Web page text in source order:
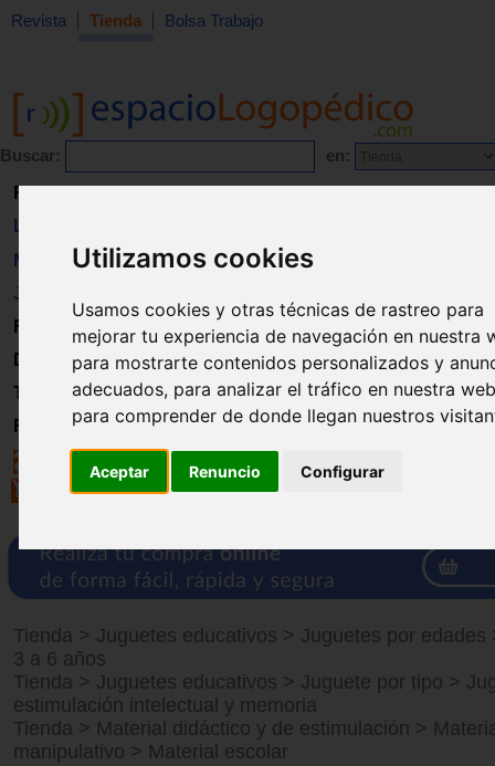
Utilizamos cookies
Usamos cookies y otras técnicas de rastreo para
mejorar tu experiencia de navegación en nuestra
para mostrarte contenidos personalizados y
adecuados, para analizar el tráfico en nuestra
para comprender de donde llegan nuestros
Aceptar Renuncio Configurar
Revista Tienda Bolsa Trabajo
Buscar: en:
Revista
Libros
Material
Juguetes
Formación
Directorio
Trabajo
Registro
Tienda > Juguetes educativos > Juguetes por edades
3 a 6 años
Tienda > Juguetes educativos > Juguete por tipo >
estimulación intelectual y memoria
Tienda > Material didáctico y de estimulación >
manipulativo > Material escolar